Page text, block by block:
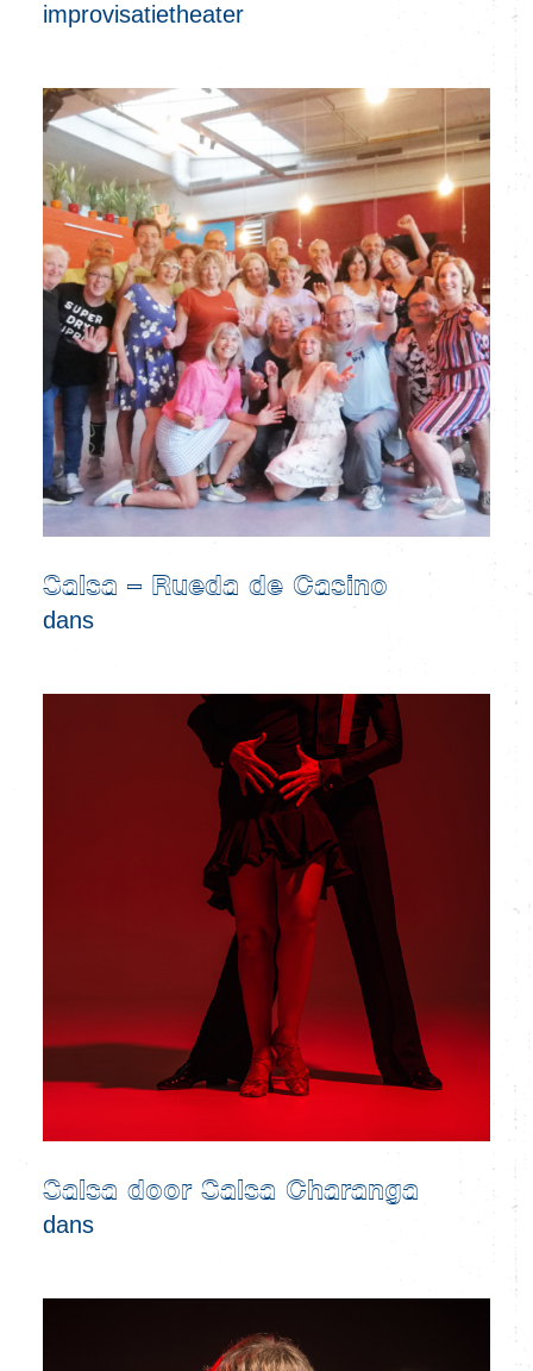
improvisatietheater
Salsa – Rueda de Casino
dans
Salsa door Salsa Charanga
dans